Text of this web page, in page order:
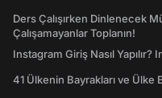
Ders Çalışırken Dinlenecek
Çalışamayanlar Toplanın!
Instagram Giriş Nasıl
41 Ülkenin Bayrakları ve Ülke